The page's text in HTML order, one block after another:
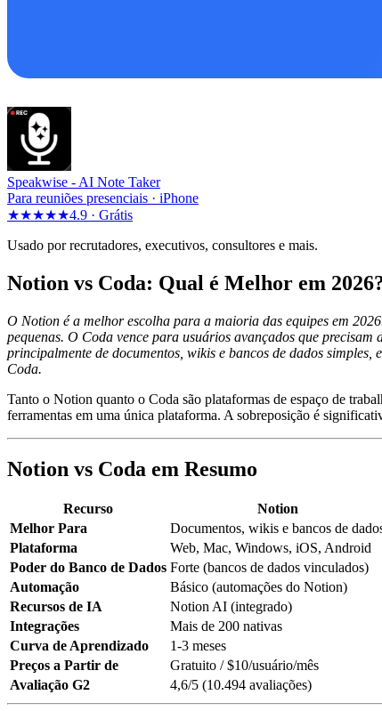
Speakwise - AI Note Taker
Para reuniões presenciais · iPhone
★★★★★4.9 · Grátis
Usado por recrutadores, executivos, consultores e mais.
Notion vs Coda: Qual é Melhor em
O Notion é a melhor escolha para a maioria das equipes em
pequenas. O Coda vence para usuários avançados que
principalmente de documentos, wikis e bancos de dados
Coda.
Tanto o Notion quanto o Coda são plataformas de espaço de
ferramentas em uma única plataforma. A sobreposição é
Notion vs Coda em Resumo
Recurso Notion
Melhor Para
Documentos, wikis e bancos de
Plataforma
Web, Mac, Windows, iOS, Android
Poder do Banco de Dados Forte (bancos de dados vinculados)
Automação
Básico (automações do Notion)
Recursos de IA
Notion AI (integrado)
Integrações
Mais de 200 nativas
Curva de Aprendizado
1-3 meses
Preços a Partir de
Gratuito / $10/usuário/mês
Avaliação G2
4,6/5 (10.494 avaliações)